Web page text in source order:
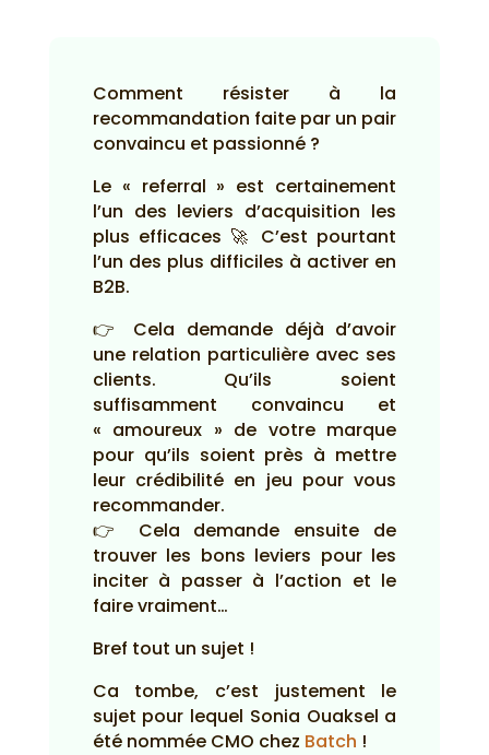
Comment résister à la
recommandation faite par un pair
convaincu et passionné ?
Le « referral » est certainement
l’un des leviers d’acquisition les
plus efficaces 🚀 C’est pourtant
l’un des plus difficiles à activer en
B2B.
👉 Cela demande déjà d’avoir
une relation particulière avec ses
clients. Qu’ils soient
suffisamment convaincu et
« amoureux » de votre marque
pour qu’ils soient près à mettre
leur crédibilité en jeu pour vous
recommander.
👉 Cela demande ensuite de
trouver les bons leviers pour les
inciter à passer à l’action et le
faire vraiment…
Bref tout un sujet !
Ca tombe, c’est justement le
sujet pour lequel Sonia Ouaksel a
été nommée CMO chez Batch !